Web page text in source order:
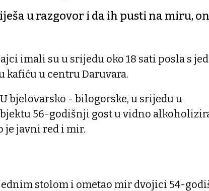
u razgovor i da ih pusti na miru,
imali su u srijedu oko 18 sati posla s
kafiću u centru Daruvara.
bjelovarsko - bilogorske, u srijedu u
56-godišnji gost u vidno
je javni red i mir.
stolom i ometao mir dvojici 54-